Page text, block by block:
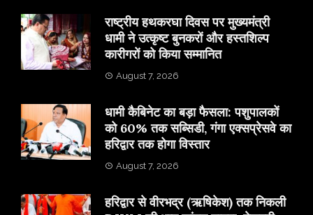
राष्ट्रीय हथकरघा दिवस पर मुख्यमंत्री
धामी ने उत्कृष्ट बुनकरों और हस्तशिल्प
कारीगरों को किया सम्मानित
August 7, 2026
​धामी कैबिनेट का बड़ा फैसला: पशुपालकों
को 60% तक सब्सिडी, गंगा एक्सप्रेसवे का
हरिद्वार तक होगा विस्तार
August 7, 2026
​हरिद्वार से वीरभद्र (ऋषिकेश) तक निकली